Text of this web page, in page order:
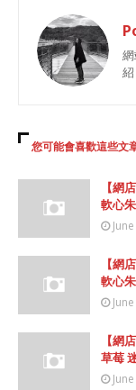
您可能會喜歡這些文
【網
軟心
【網
軟心
【網
草莓